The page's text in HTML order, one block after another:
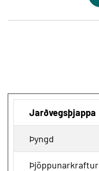
Jarðvegsþjappa
Þyngd
Þjöppunarkraftur